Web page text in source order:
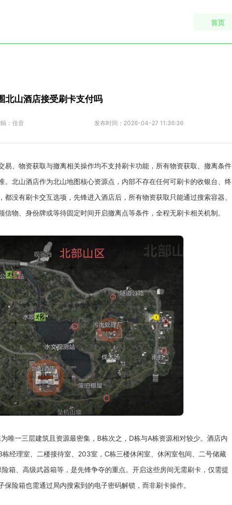
首页
北山酒店接受刷卡支付吗
： 佳音 发布时间： 2026-04-27 11:36:36
、物资获取与撤离相关操作均不支持刷卡功能，所有物资获取、撤离条件
北山酒店作为北山地图核心资源点，内部不存在任何可刷卡的收银台、终
没有刷卡交互选项，先锋进入酒店后，所有物资获取只能通过搜索容器、
物、身份牌或等待固定时间开启撤离点等条件，全程无刷卡相关机制。
唯一三层建筑且资源最密集，B栋次之，D栋与A栋资源相对较少。酒店内
经理室、二楼接待室、203室，C栋三楼休闲室、休闲室包间、二号储藏
箱、高级武器箱等，是先锋争夺的重点。开启这些房间无需刷卡，仅需提
险箱也需通过局内搜索到的电子密码解锁，而非刷卡操作。